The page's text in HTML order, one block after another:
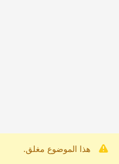
هذا الموضوع مغلق.